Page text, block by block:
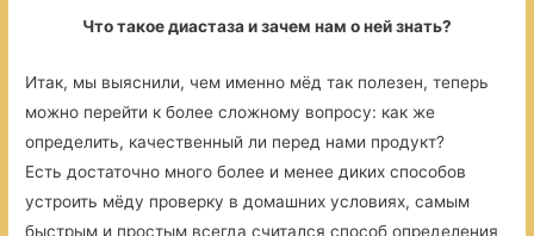
Что такое диастаза и зачем нам о ней знать?
Итак, мы выяснили, чем именно мёд так полезен, теперь
можно перейти к более сложному вопросу: как же
определить, качественный ли перед нами продукт?
Есть достаточно много более и менее диких способов
устроить мёду проверку в домашних условиях, самым
быстрым и простым всегда считался способ определения